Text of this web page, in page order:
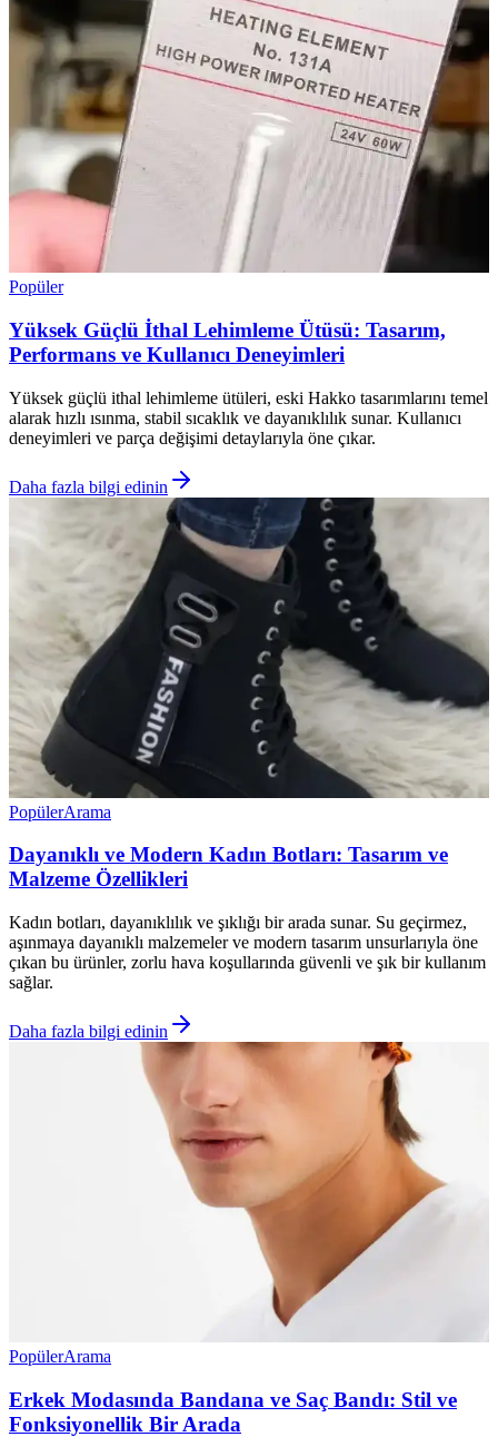
Popüler
Yüksek Güçlü İthal Lehimleme Ütüsü: Tasarım,
Performans ve Kullanıcı Deneyimleri
Yüksek güçlü ithal lehimleme ütüleri, eski Hakko tasarımlarını temel
alarak hızlı ısınma, stabil sıcaklık ve dayanıklılık sunar. Kullanıcı
deneyimleri ve parça değişimi detaylarıyla öne çıkar.
Daha fazla bilgi edinin
PopülerArama
Dayanıklı ve Modern Kadın Botları: Tasarım ve
Malzeme Özellikleri
Kadın botları, dayanıklılık ve şıklığı bir arada sunar. Su geçirmez,
aşınmaya dayanıklı malzemeler ve modern tasarım unsurlarıyla öne
çıkan bu ürünler, zorlu hava koşullarında güvenli ve şık bir kullanım
sağlar.
Daha fazla bilgi edinin
PopülerArama
Erkek Modasında Bandana ve Saç Bandı: Stil ve
Fonksiyonellik Bir Arada